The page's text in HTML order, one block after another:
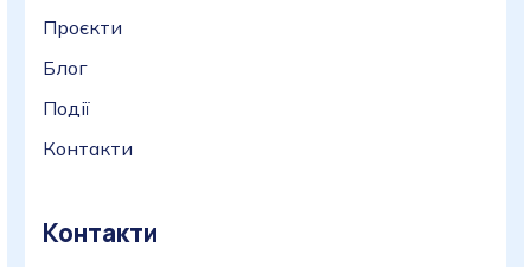
Проєкти
Блог
Події
Контакти
Контакти